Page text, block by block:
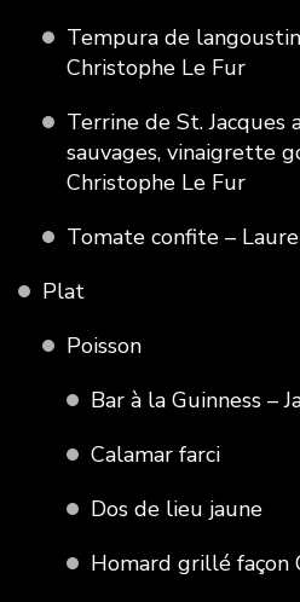
Tempura de
Christophe Le Fur
Terrine de St. Jacques
sauvages, vinaigrette
Christophe Le Fur
Tomate confite –
Plat
Poisson
Bar à la Guinness –
Calamar farci
Dos de lieu jaune
Homard grillé façon